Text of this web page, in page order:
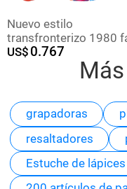
Nuevo estilo
transfronterizo 1980
de gasa de color neón
guantes traje de vestir
fiesta ropa de fiesta
US$ 0.767
grapadoras
resaltadores
Estuche de lápices